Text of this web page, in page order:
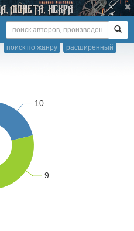
расширенный
поиск по жанру